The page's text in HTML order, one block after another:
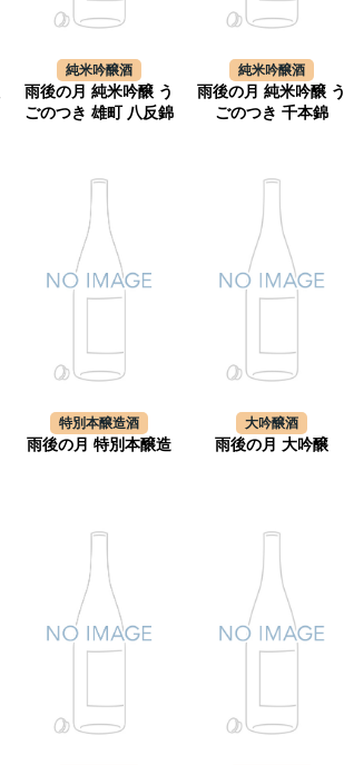
純米吟醸酒
雨後の月 純米吟醸 う
ごのつき 雄町 八反錦
純米吟醸酒
雨後の月 純米吟醸 う
ごのつき 千本錦
特別本醸造酒
雨後の月 特別本醸造
大吟醸酒
雨後の月 大吟醸